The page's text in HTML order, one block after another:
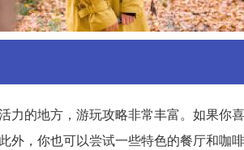
力的地方，游玩攻略非常丰富。如果你
，你也可以尝试一些特色的餐厅和咖